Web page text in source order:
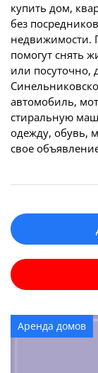
купить дом,
без
недвижимости.
помогут снять
или посуточно,
автомобиль,
стиральную
одежду, обувь,
свое
Аренда домов